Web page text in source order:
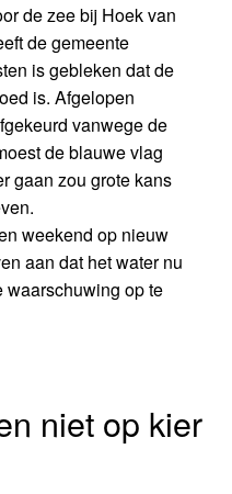
de zee bij Hoek van
de gemeente
is gebleken dat de
is. Afgelopen
vanwege de
de blauwe vlag
gaan zou grote kans
weekend op nieuw
aan dat het water nu
waarschuwing op te
niet op kier